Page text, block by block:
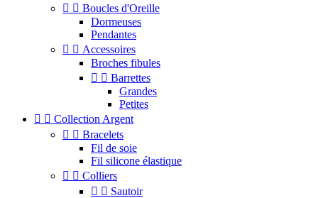
  Boucles d'Oreille
Dormeuses
Pendantes
  Accessoires
Broches fibules
  Barrettes
Grandes
Petites
  Collection Argent
  Bracelets
Fil de soie
Fil silicone élastique
  Colliers
  Sautoir